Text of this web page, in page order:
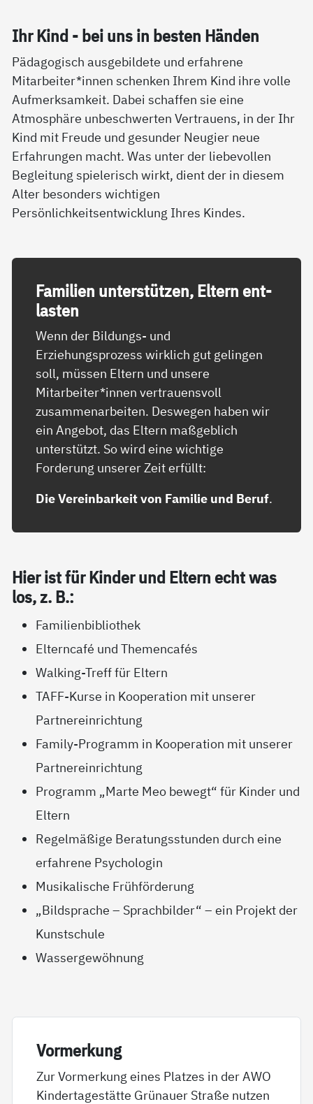
Ihr Kind - bei uns in bes­ten Hän­den
Pädagogisch ausgebildete und erfahrene
Mitarbeiter*innen schenken Ihrem Kind ihre volle
Aufmerksamkeit. Dabei schaffen sie eine
Atmosphäre unbeschwerten Vertrauens, in der Ihr
Kind mit Freude und gesunder Neugier neue
Erfahrungen macht. Was unter der liebevollen
Begleitung spielerisch wirkt, dient der in diesem
Alter besonders wichtigen
Persönlichkeitsentwicklung Ihres Kindes.
Fa­mi­li­en un­ter­stüt­zen, El­tern ent­
las­ten
Wenn der Bildungs- und
Erziehungsprozess wirklich gut gelingen
soll, müssen Eltern und unsere
Mitarbeiter*innen vertrauensvoll
zusammenarbeiten. Deswegen haben wir
ein Angebot, das Eltern maßgeblich
unterstützt. So wird eine wichtige
Forderung unserer Zeit erfüllt:
Die Vereinbarkeit von Familie und Beruf.
Hier ist für Kin­der und El­tern echt was
los, z. B.:
Familienbibliothek
Elterncafé und Themencafés
Walking-Treff für Eltern
TAFF-Kurse in Kooperation mit unserer
Partnereinrichtung
Family-Programm in Kooperation mit unserer
Partnereinrichtung
Programm „Marte Meo bewegt“ für Kinder und
Eltern
Regelmäßige Beratungsstunden durch eine
erfahrene Psychologin
Musikalische Frühförderung
„Bildsprache – Sprachbilder“ – ein Projekt der
Kunstschule
Wassergewöhnung
Vor­mer­kung
Zur Vormerkung eines Platzes in der AWO
Kindertagestätte Grünauer Straße nutzen